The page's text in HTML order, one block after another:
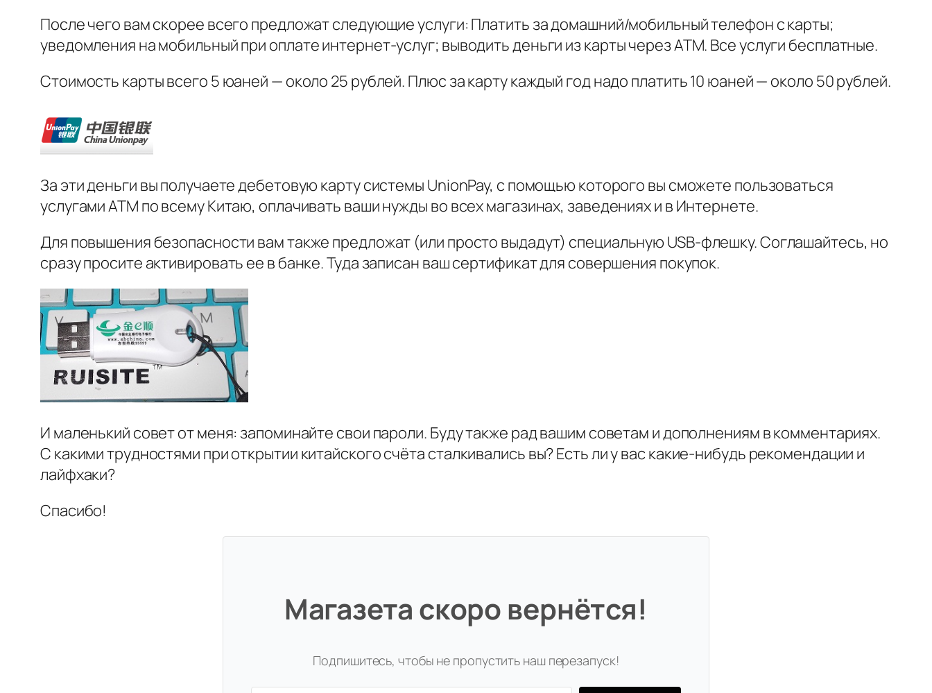
После чего вам скорее всего предложат следующие услуги: Платить за домашний/мобильный телефон с карты;
уведомления на мобильный при оплате интернет-услуг; выводить деньги из карты через ATM. Все услуги бесплатные.
Стоимость карты всего 5 юаней — около 25 рублей. Плюс за карту каждый год надо платить 10 юаней — около 50 рублей.
За эти деньги вы получаете дебетовую карту системы UnionPay, с помощью которого вы сможете пользоваться
услугами ATM по всему Китаю, оплачивать ваши нужды во всех магазинах, заведениях и в Интернете.
Для повышения безопасности вам также предложат (или просто выдадут) специальную USB-флешку. Соглашайтесь, но
сразу просите активировать ее в банке. Туда записан ваш сертификат для совершения покупок.
И маленький совет от меня: запоминайте свои пароли. Буду также рад вашим советам и дополнениям в комментариях.
С какими трудностями при открытии китайского счёта сталкивались вы? Есть ли у вас какие-нибудь рекомендации и
лайфхаки?
Спасибо!
Магазета скоро вернётся!
Подпишитесь, чтобы не пропустить наш перезапуск!